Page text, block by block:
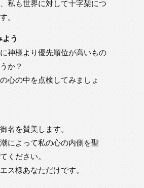
私も世界に対して十字架につ
。
う
神様より優先順位が高いもの
か？
心の中を点検してみましょ
名を賛美します。
によって私の心の内側を聖
ください。
ス様あなただけです。